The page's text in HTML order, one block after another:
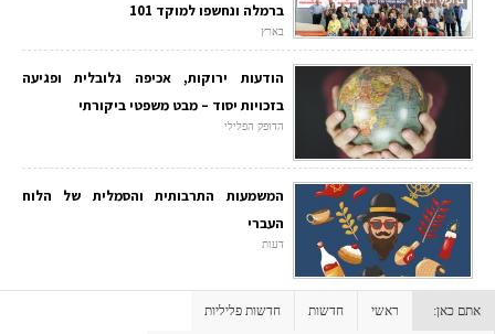
ברמלה ונחשפו למוקד 101
בארץ
הודעות ירוקות, אכיפה גלובלית ופגיעה
בזכויות יסוד – מבט משפטי ביקורתי
הדופק הפלילי
המשמעות התרבותית והסמלית של הלוח
העברי
דעות
אתם כאן: ראשי חדשות חדשות פליליות